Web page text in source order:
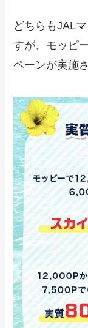
どちらもJAL
すが、モッピ
ペーンが実施